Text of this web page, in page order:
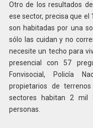
Otro de los resultados
ese sector, precisa que el
son habitadas por una
sólo las cuidan y no
necesite un techo para
presencial con 57
Fonvisocial, Policía
propietarios de
sectores habitan 2
personas.